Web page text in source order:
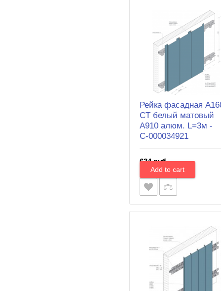
Рейка фасадная
CT белый матовый
А910 алюм. L=3м -
С-000034921
634 руб.